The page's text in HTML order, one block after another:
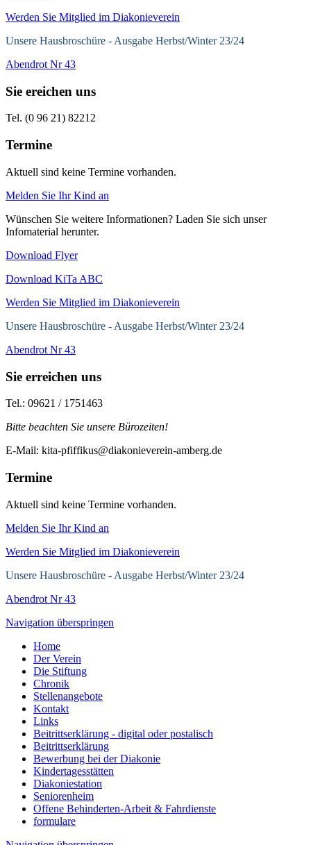
Werden Sie Mitglied im Diakonieverein
Unsere Hausbroschüre - Ausgabe Herbst/Winter 23/24
Abendrot Nr 43
Sie ereichen uns
Tel. (0 96 21) 82212
Termine
Aktuell sind keine Termine vorhanden.
Melden Sie Ihr Kind an
Wünschen Sie weitere Informationen? Laden Sie sich unser
Infomaterial herunter.
Download Flyer
Download KiTa ABC
Werden Sie Mitglied im Diakonieverein
Unsere Hausbroschüre - Ausgabe Herbst/Winter 23/24
Abendrot Nr 43
Sie erreichen uns
Tel.: 09621 / 1751463
Bitte beachten Sie unsere Bürozeiten!
E-Mail: kita-pfiffikus@diakonieverein-amberg.de
Termine
Aktuell sind keine Termine vorhanden.
Melden Sie Ihr Kind an
Werden Sie Mitglied im Diakonieverein
Unsere Hausbroschüre - Ausgabe Herbst/Winter 23/24
Abendrot Nr 43
Navigation überspringen
Home
Der Verein
Die Stiftung
Chronik
Stellenangebote
Kontakt
Links
Beitrittserklärung - digital oder postalisch
Beitrittserklärung
Bewerbung bei der Diakonie
Kindertagesstätten
Diakoniestation
Seniorenheim
Offene Behinderten-Arbeit & Fahrdienste
formulare